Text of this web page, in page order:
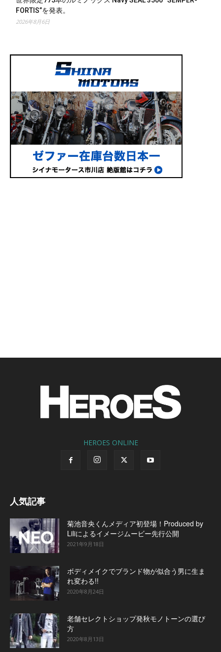
FORTIS”を発表。
2026年8月6日
HEROES ONLINE
人気記事
菊池音央くんメディア初登場！Produced by
Liliによるイメージムービー先行公開
2021年9月18日
ボディメイクでブランド物が似合う男に生ま
れ変わる!!
2020年8月24日
老舗セレクトショップ発秋モノトーンの選び
方
2020年8月13日